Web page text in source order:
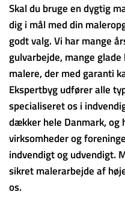
Skal du bruge en dygtig
dig i mål med din
godt valg. Vi har mange
gulvarbejde, mange
malere, der med garanti
Ekspertbyg udfører alle
specialiseret os i
dækker hele Danmark,
virksomheder og
indvendigt og udvendigt.
sikret malerarbejde af
os.